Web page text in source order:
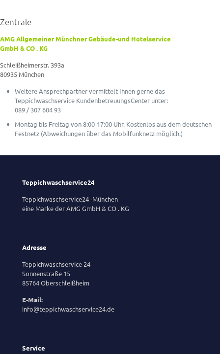
Zentrale
AMG Allgemeiner Münchner Gebäude-und Hotelservice
GmbH & CO . KG
Schleißheimerstr. 393a
80935 München
Weitere Ansprechpartner vermittelt Ihnen gerne das
Teppichwaschservice KundenbetreuungsCenter unter:
089 / 307 604 93
Montag bis Freitag von 8:00-17:00 Uhr. Kostenlos aus dem deutschen
Festnetz (Abweichungen über das Mobilfunknetz möglich.)
Teppichwaschservice24
Teppichwaschservice24 -München
eine Marke der AMG GmbH & CO . KG
Adresse
Teppichwaschservice 24
Sonnenstraße 15
85764 Oberschleißheim
E-Mail:
info@teppichwaschservice24.de
Service